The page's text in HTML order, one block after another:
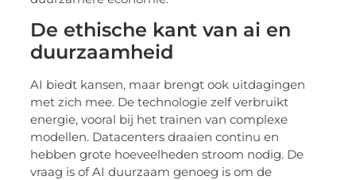
De ethische kant van ai en
duurzaamheid
AI biedt kansen, maar brengt ook uitdagingen
met zich mee. De technologie zelf verbruikt
energie, vooral bij het trainen van complexe
modellen. Datacenters draaien continu en
hebben grote hoeveelheden stroom nodig. De
vraag is of AI duurzaam genoeg is om de